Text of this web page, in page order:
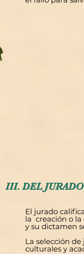
III. DEL JURADO
El jurado
la creación o la
y su dictamen
La selección
culturales y